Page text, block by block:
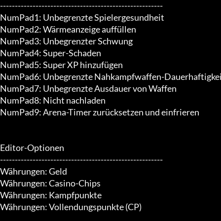
-------------------------------------------------------
NumPad1: Unbegrenzte Spielergesundheit
NumPad2: Wärmeanzeige auffüllen
NumPad3: Unbegrenzter Schwung
NumPad4: Super-Schaden
NumPad5: Super XP hinzufügen
NumPad6: Unbegrenzte Nahkampfwaffen-
NumPad7: Unbegrenzte Ausdauer von Waffen
NumPad8: Nicht nachladen
NumPad9: Arena-Timer zurücksetzen und einfrieren
Editor-Optionen
-------------------------------------------------------
Währungen: Geld
Währungen: Casino-Chips
Währungen: Kampfpunkte
Währungen: Vollendungspunkte (CP)